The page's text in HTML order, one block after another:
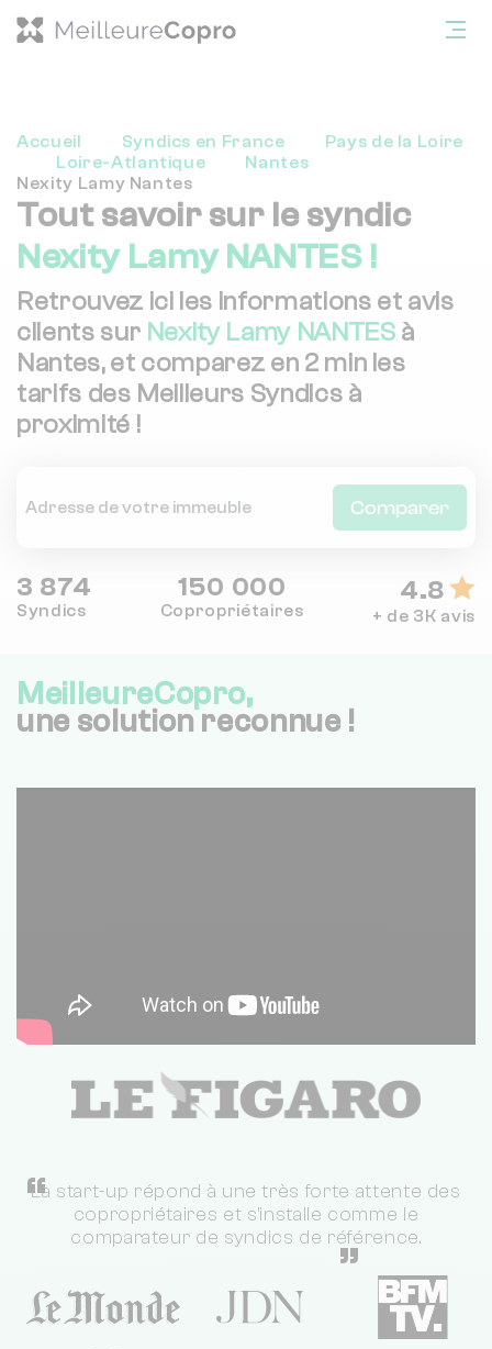
Accueil Syndics en France
Pays de la Loire
Loire-Atlantique
Nantes
Nexity Lamy Nantes
Tout savoir sur le syndic
Nexity Lamy NANTES !
Retrouvez ici les informations et avis
clients sur Nexity Lamy NANTES à
Nantes, et comparez en 2 min les
tarifs des Meilleurs Syndics à
proximité !
Comparer
3 874
Syndics
150 000
Copropriétaires
4.8
+ de 3K avis
MeilleureCopro,
une solution reconnue !
“
La start-up répond à une très forte attente des
copropriétaires et s'installe comme le
comparateur de syndics de référence.
”